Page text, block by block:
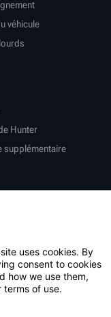
véhicule
Hunter
supplémentaire
uses cookies. By
consent to cookies
how we use them,
terms of use.